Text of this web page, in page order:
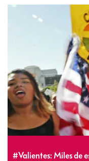
#Valientes: Miles de